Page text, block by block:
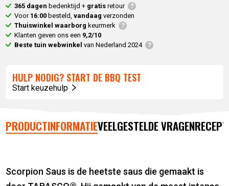
365 dagen bedenktijd + gratisretour
Voor 16:00 besteld,vandaag verzonden
Thuiswinkel waarborg keurmerk
Klanten geven ons een 9,2/10
Beste tuin webwinkel van Nederland 2024
HULP NODIG? START DE BBQ TEST
Start keuzehulp
PRODUCTINFORMATIEVEELGESTELDE VRAGEN
Scorpion Saus is de heetste saus die gemaakt is